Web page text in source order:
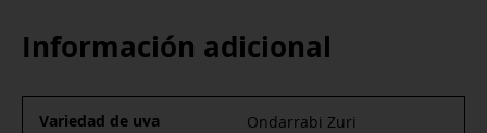
Información adicional
Variedad de uva Ondarrabi Zuri